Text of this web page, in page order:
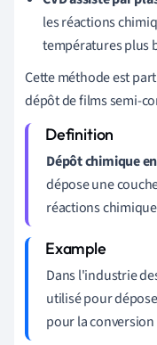
les réactions
températures plus
Cette méthode est
dépôt de films semi-
Dépôt chimique
dépose une
réactions
Dans l'industrie
utilisé pour
pour la